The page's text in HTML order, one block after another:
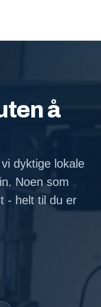
å
dyktige lokale
Noen som
- helt til du er